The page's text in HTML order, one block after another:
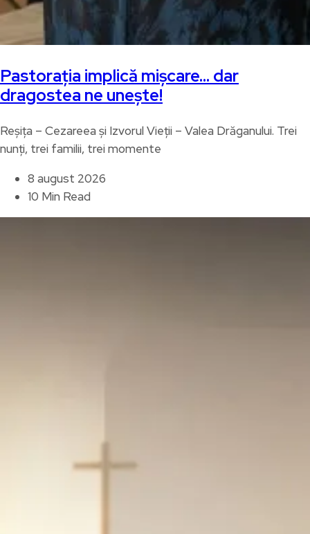
Pastorația implică mișcare… dar
dragostea ne unește!
Reșița – Cezareea și Izvorul Vieții – Valea Drăganului. Trei
nunți, trei familii, trei momente
8 august 2026
10 Min Read